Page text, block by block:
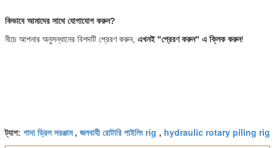
কিভাবে আমাদের সাথে যোগাযোগ করুন?
নীচে আপনার অনুসন্ধানের বিশদটি প্রেরণ করুন, এখনই "প্রেরণ করুন" এ ক্লিক করুন!
ট্যাগ: গাদা ড্রিল সরঞ্জাম, জলবাহী রোটারি পাইলিং rig , hydraulic rotary piling rig